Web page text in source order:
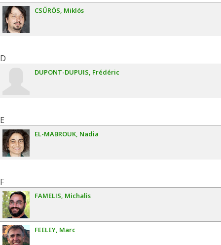
CSŰRÖS Miklós
D
DUPONT-DUPUIS Frédéric
E
EL-MABROUK Nadia
F
FAMELIS Michalis
FEELEY Marc